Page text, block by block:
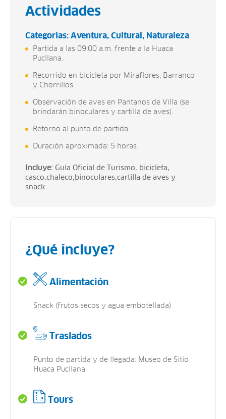
Actividades
Categorias: Aventura Cultural Naturaleza
Partida a las 09:00 a.m. frente a la Huaca
Pucllana.
Recorrido en bicicleta por Miraflores, Barranco
y Chorrillos.
Observación de aves en Pantanos de Villa (se
brindarán binoculares y cartilla de aves).
Retorno al punto de partida.
Duración aproximada: 5 horas.
Incluye: Guía Oficial de Turismo, bicicleta,
casco,chaleco,binoculares,cartilla de aves y
snack
¿Qué incluye?
Alimentación
Snack (frutos secos y agua embotellada)
Traslados
Punto de partida y de llegada: Museo de Sitio
Huaca Pucllana
Tours